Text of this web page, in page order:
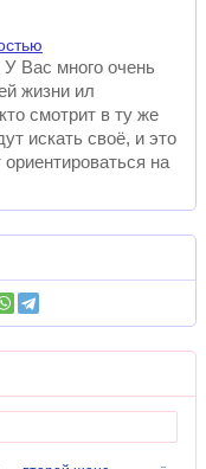
Вас много очень
жизни ил
смотрит в ту же
искать своё, и это
на